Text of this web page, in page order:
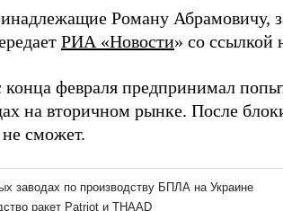
Роману Абрамовичу,
РИА «Новости» со ссылкой
февраля предпринимал
на вторичном рынке. После
сможет.